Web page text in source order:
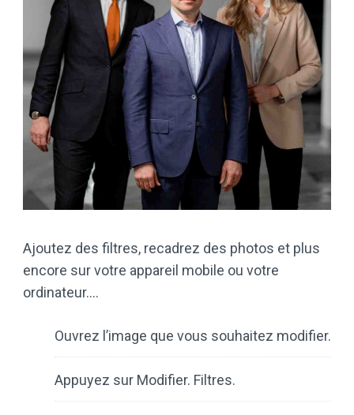
Ajoutez des filtres, recadrez des photos et plus
encore sur votre appareil mobile ou votre
ordinateur….
Ouvrez l’image que vous souhaitez modifier.
Appuyez sur Modifier. Filtres.